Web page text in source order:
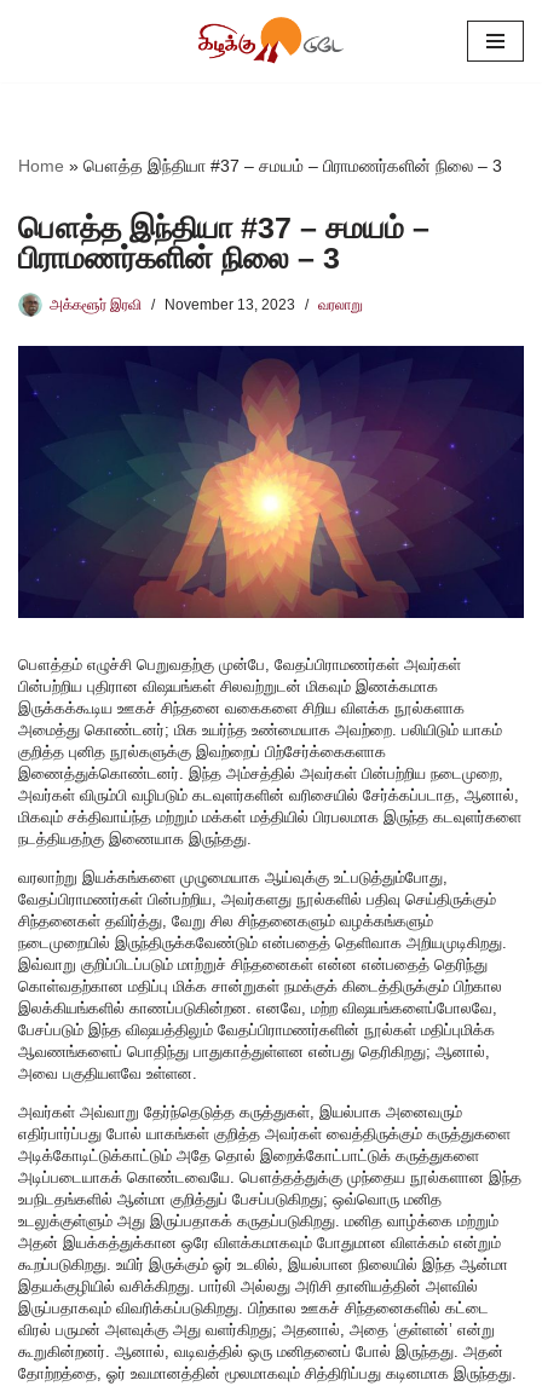
Home » பௌத்த இந்தியா #37 – சமயம் – பிராமணர்களின் நிலை – 3
பௌத்த இந்தியா #37 – சமயம் –
பிராமணர்களின் நிலை – 3
அக்களூர் இரவி November 13, 2023 வரலாறு
பௌத்தம் எழுச்சி பெறுவதற்கு முன்பே, வேதப்பிராமணர்கள் அவர்கள்
பின்பற்றிய புதிரான விஷயங்கள் சிலவற்றுடன் மிகவும் இணக்கமாக
இருக்கக்கூடிய ஊகச் சிந்தனை வகைகளை சிறிய விளக்க நூல்களாக
அமைத்து கொண்டனர்; மிக உயர்ந்த உண்மையாக அவற்றை. பலியிடும் யாகம்
குறித்த புனித நூல்களுக்கு இவற்றைப் பிற்சேர்க்கைகளாக
இணைத்துக்கொண்டனர். இந்த அம்சத்தில் அவர்கள் பின்பற்றிய நடைமுறை,
அவர்கள் விரும்பி வழிபடும் கடவுளர்களின் வரிசையில் சேர்க்கப்படாத, ஆனால்,
மிகவும் சக்திவாய்ந்த மற்றும் மக்கள் மத்தியில் பிரபலமாக இருந்த கடவுளர்களை
நடத்தியதற்கு இணையாக இருந்தது.
வரலாற்று இயக்கங்களை முழுமையாக ஆய்வுக்கு உட்படுத்தும்போது,
வேதப்பிராமணர்கள் பின்பற்றிய, அவர்களது நூல்களில் பதிவு செய்திருக்கும்
சிந்தனைகள் தவிர்த்து, வேறு சில சிந்தனைகளும் வழக்கங்களும்
நடைமுறையில் இருந்திருக்கவேண்டும் என்பதைத் தெளிவாக அறியமுடிகிறது.
இவ்வாறு குறிப்பிடப்படும் மாற்றுச் சிந்தனைகள் என்ன என்பதைத் தெரிந்து
கொள்வதற்கான மதிப்பு மிக்க சான்றுகள் நமக்குக் கிடைத்திருக்கும் பிற்கால
இலக்கியங்களில் காணப்படுகின்றன. எனவே, மற்ற விஷயங்களைப்போலவே,
பேசப்படும் இந்த விஷயத்திலும் வேதப்பிராமணர்களின் நூல்கள் மதிப்புமிக்க
ஆவணங்களைப் பொதிந்து பாதுகாத்துள்ளன என்பது தெரிகிறது; ஆனால்,
அவை பகுதியளவே உள்ளன.
அவர்கள் அவ்வாறு தேர்ந்தெடுத்த கருத்துகள், இயல்பாக அனைவரும்
எதிர்பார்ப்பது போல் யாகங்கள் குறித்த அவர்கள் வைத்திருக்கும் கருத்துகளை
அடிக்கோடிட்டுக்காட்டும் அதே தொல் இறைக்கோட்பாட்டுக் கருத்துகளை
அடிப்படையாகக் கொண்டவையே. பௌத்தத்துக்கு முந்தைய நூல்களான இந்த
உபநிடதங்களில் ஆன்மா குறித்துப் பேசப்படுகிறது; ஒவ்வொரு மனித
உடலுக்குள்ளும் அது இருப்பதாகக் கருதப்படுகிறது. மனித வாழ்க்கை மற்றும்
அதன் இயக்கத்துக்கான ஒரே விளக்கமாகவும் போதுமான விளக்கம் என்றும்
கூறப்படுகிறது. உயிர் இருக்கும் ஓர் உடலில், இயல்பான நிலையில் இந்த ஆன்மா
இதயக்குழியில் வசிக்கிறது. பார்லி அல்லது அரிசி தானியத்தின் அளவில்
இருப்பதாகவும் விவரிக்கப்படுகிறது. பிற்கால ஊகச் சிந்தனைகளில் கட்டை
விரல் பருமன் அளவுக்கு அது வளர்கிறது; அதனால், அதை ‘குள்ளன்’ என்று
கூறுகின்றனர். ஆனால், வடிவத்தில் ஒரு மனிதனைப் போல் இருந்தது. அதன்
தோற்றத்தை, ஓர் உவமானத்தின் மூலமாகவும் சித்திரிப்பது கடினமாக இருந்தது.